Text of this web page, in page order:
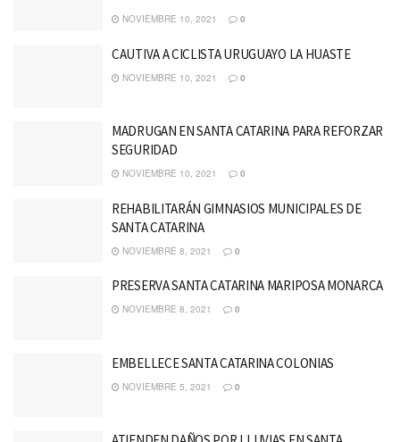
NOVIEMBRE 10, 2021 0
CAUTIVA A CICLISTA URUGUAYO LA HUASTE
NOVIEMBRE 10, 2021 0
MADRUGAN EN SANTA CATARINA PARA REFORZAR
SEGURIDAD
NOVIEMBRE 10, 2021 0
REHABILITARÁN GIMNASIOS MUNICIPALES DE
SANTA CATARINA
NOVIEMBRE 8, 2021 0
PRESERVA SANTA CATARINA MARIPOSA MONARCA
NOVIEMBRE 8, 2021 0
EMBELLECE SANTA CATARINA COLONIAS
NOVIEMBRE 5, 2021 0